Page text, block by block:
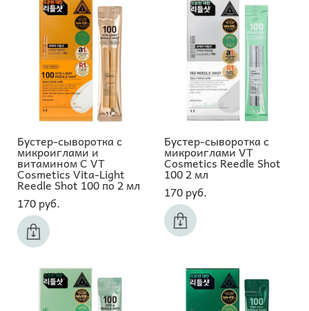
Бустер-сыворотка с
микроиглами и
витамином C VT
Cosmetics Vita-Light
Reedle Shot 100 по 2 мл
170 pуб.
Бустер-сыворотка с
микроиглами VT
Cosmetics Reedle Shot
100 2 мл
170 pуб.